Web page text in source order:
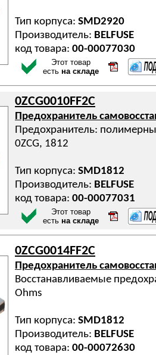
Тип корпуса: SMD2920
Производитель: BELFUSE
код товара: 00-00077030
Этот товар
есть на складе
0ZCG0010FF2C
Предохранитель
Предохранитель:
0ZCG, 1812
Тип корпуса: SMD1812
Производитель: BELFUSE
код товара: 00-00077031
Этот товар
есть на складе
0ZCG0014FF2C
Предохранитель
Восстанавливаемые
Ohms
Тип корпуса: SMD1812
Производитель: BELFUSE
код товара: 00-00072630